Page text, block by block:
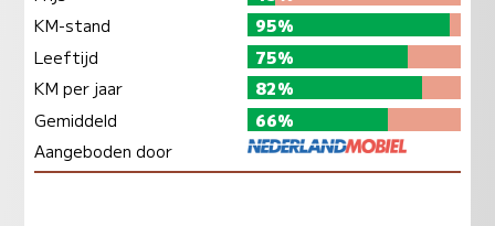
KM-stand
95%
Leeftijd
75%
KM per jaar
82%
Gemiddeld
66%
Aangeboden door